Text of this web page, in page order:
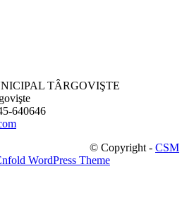
TÂRGOVIŞTE
640646
© Copyright - CSM
WordPress Theme